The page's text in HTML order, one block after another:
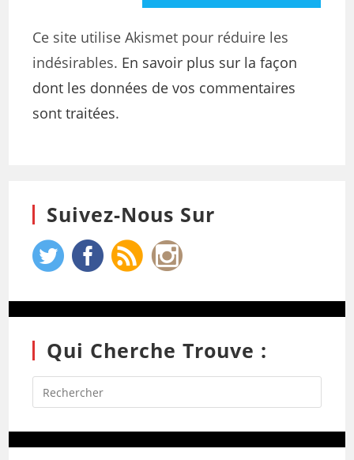
Ce site utilise Akismet pour réduire les
indésirables. En savoir plus sur la façon
dont les données de vos commentaires
sont traitées.
Suivez-Nous Sur
Qui Cherche Trouve :